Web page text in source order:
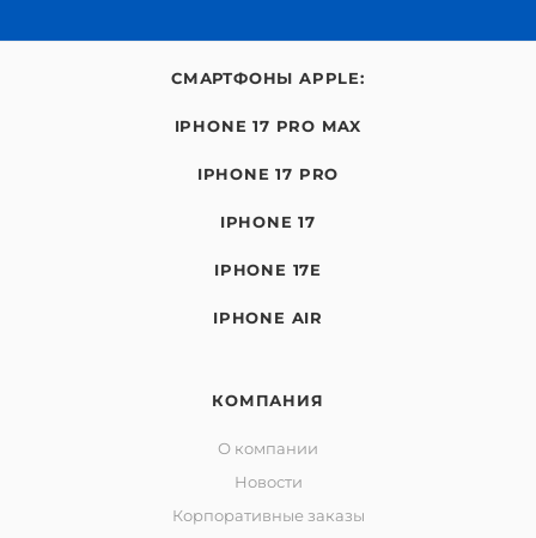
СМАРТФОНЫ APPLE:
IPHONE 17 PRO MAX
IPHONE 17 PRO
IPHONE 17
IPHONE 17E
IPHONE AIR
КОМПАНИЯ
О компании
Новости
Корпоративные заказы